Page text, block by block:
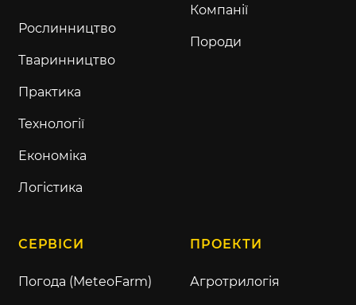
Рослинництво
Тваринництво
Практика
Технології
Економіка
Логістика
Компанії
Породи
СЕРВІСИ
Погода (MeteoFarm)
ПРОЕКТИ
Агротрилогія